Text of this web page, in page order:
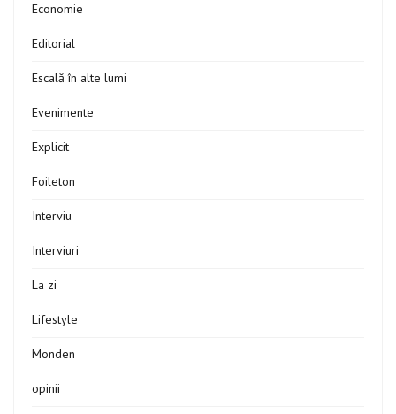
Economie
Editorial
Escală în alte lumi
Evenimente
Explicit
Foileton
Interviu
Interviuri
La zi
Lifestyle
Monden
opinii